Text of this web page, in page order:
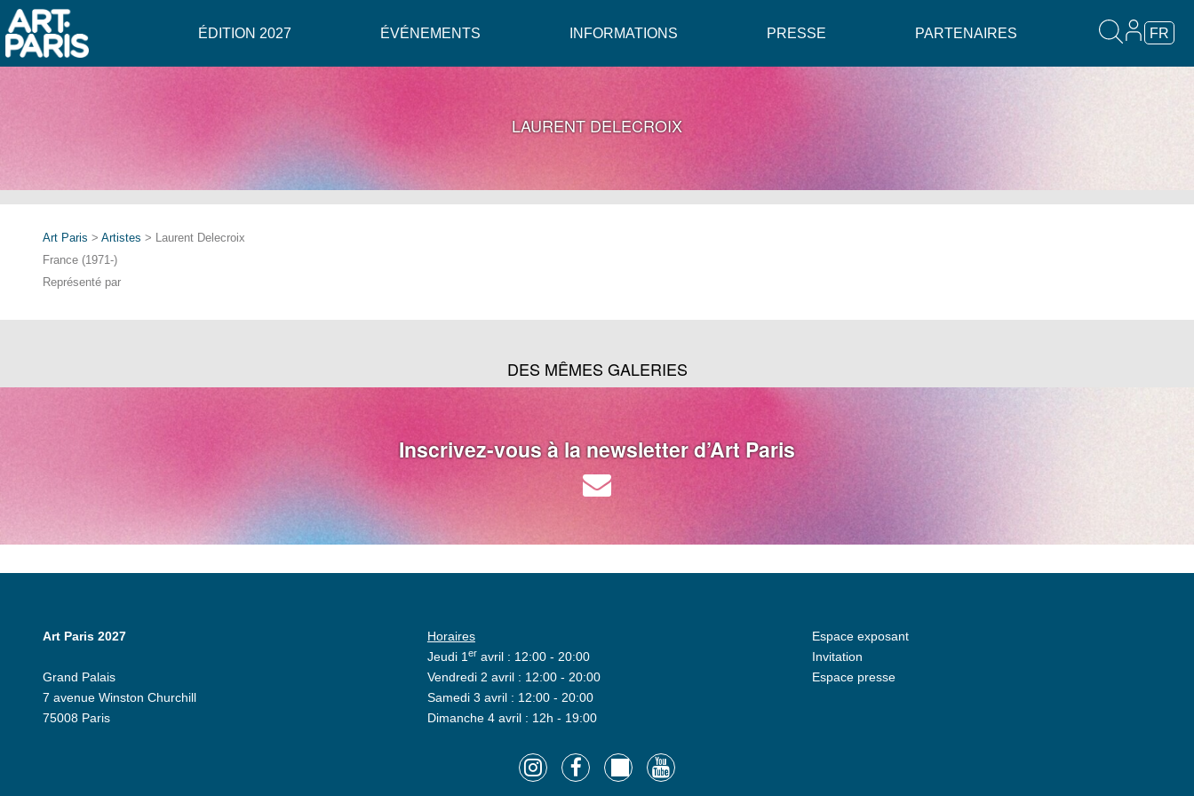
ÉDITION 2027 ÉVÉNEMENTS INFORMATIONS PRESSE PARTENAIRES FR
LAURENT DELECROIX
Art Paris > Artistes > Laurent Delecroix
France (1971-)
Représenté par
DES MÊMES GALERIES
Inscrivez-vous à la newsletter d’Art Paris
Art Paris 2027
Grand Palais
7 avenue Winston Churchill
75008 Paris
Horaires
Jeudi 1eravril : 12:00 - 20:00
Vendredi 2 avril : 12:00 - 20:00
Samedi 3 avril : 12:00 - 20:00
Dimanche 4 avril : 12h - 19:00
Espace exposant
Invitation
Espace presse